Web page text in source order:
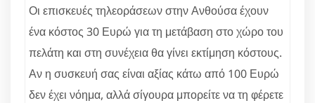
Οι επισκευές τηλεοράσεων στην Ανθούσα έχουν
ένα κόστος 30 Ευρώ για τη μετάβαση στο χώρο του
πελάτη και στη συνέχεια θα γίνει εκτίμηση κόστους.
Αν η συσκευή σας είναι αξίας κάτω από 100 Ευρώ
δεν έχει νόημα, αλλά σίγουρα μπορείτε να τη φέρετε